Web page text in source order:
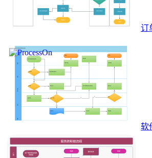
订
软